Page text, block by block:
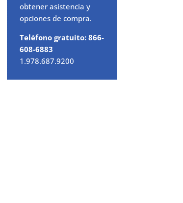
obtener asistencia y
opciones de compra.
Teléfono gratuito: 866-
608-6883
1.978.687.9200